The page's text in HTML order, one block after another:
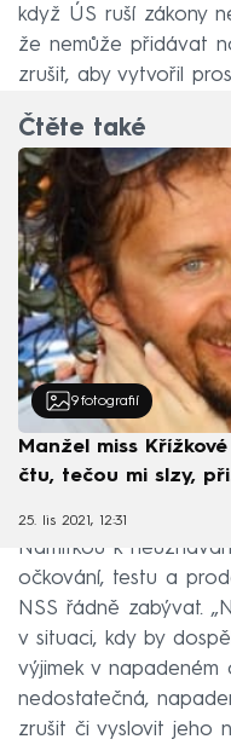
když ÚS ruší zákony
že nemůže přidávat
zrušit, aby vytvořil
Čtěte také
9 fotografií
Manžel miss
čtu, tečou mi slzy,
25. lis 2021, 12:31
Námitkou k
očkování, testu a
NSS řádně zabývat.
v situaci, kdy by
výjimek v
nedostatečná,
zrušit či vyslovit jeho